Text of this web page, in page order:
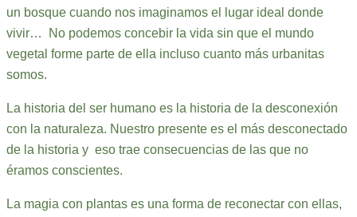
un bosque cuando nos imaginamos el lugar ideal donde
vivir… No podemos concebir la vida sin que el mundo
vegetal forme parte de ella incluso cuanto más urbanitas
somos.
La historia del ser humano es la historia de la desconexión
con la naturaleza. Nuestro presente es el más desconectado
de la historia y eso trae consecuencias de las que no
éramos conscientes.
La magia con plantas es una forma de reconectar con ellas,